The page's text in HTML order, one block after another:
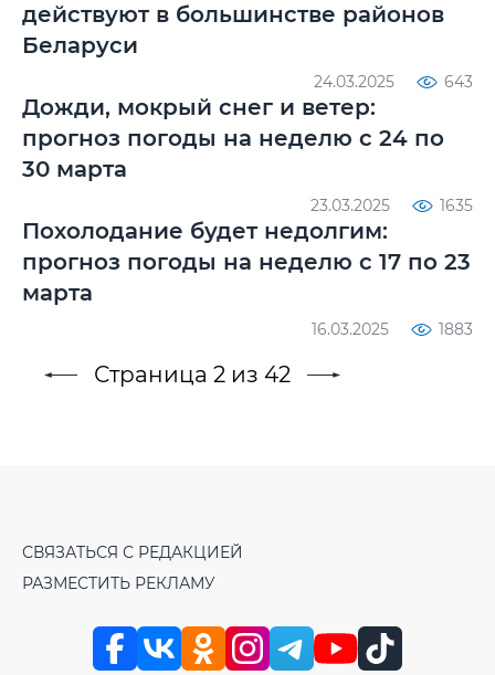
действуют в большинстве районов
Беларуси
24.03.2025 643
Дожди, мокрый снег и ветер:
прогноз погоды на неделю с 24 по
30 марта
23.03.2025 1635
Похолодание будет недолгим:
прогноз погоды на неделю с 17 по 23
марта
16.03.2025 1883
Страница 2 из 42
СВЯЗАТЬСЯ С РЕДАКЦИЕЙ
РАЗМЕСТИТЬ РЕКЛАМУ